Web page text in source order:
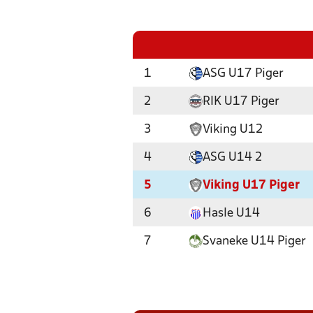
1 ASG U17 Piger
2 RIK U17 Piger
3 Viking U12
4 ASG U14 2
5 Viking U17 Piger
6 Hasle U14
7 Svaneke U14 Piger